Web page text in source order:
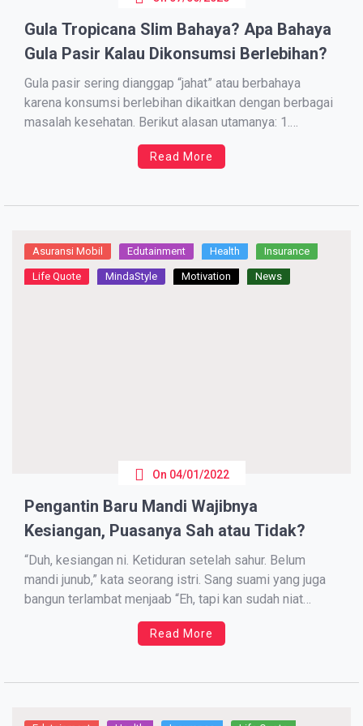
Gula Tropicana Slim Bahaya? Apa Bahaya
Gula Pasir Kalau Dikonsumsi Berlebihan?
Gula pasir sering dianggap “jahat” atau berbahaya
karena konsumsi berlebihan dikaitkan dengan berbagai
masalah kesehatan. Berikut alasan utamanya: 1.
Meningkatkan Risiko Obesitas Gula pasir mengandung
kalori tinggi tanpa nutrisi penting (disebut “kalori
Read More
Asuransi Mobil Edutainment Health Insurance
Life Quote MindaStyle Motivation News
On 04/01/2022
Pengantin Baru Mandi Wajibnya
Kesiangan, Puasanya Sah atau Tidak?
“Duh, kesiangan ni. Ketiduran setelah sahur. Belum
mandi junub,” kata seorang istri. Sang suami yang juga
bangun terlambat menjaab “Eh, tapi kan sudah niat
puasa. Sah gak ya kalau puasanya diterus-in?”
Kebingungan ini dirasakan pasangan pengantin baru
Read More